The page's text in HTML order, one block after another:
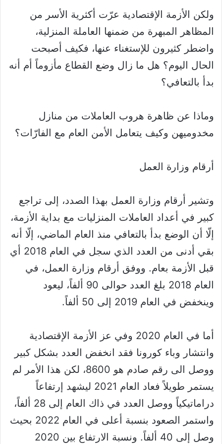
ولكن الأزمة الإقتصادية عرّت أكثرية الأسر من
المظاهر المبهرة من ضمنها العاملة المنزلية،
واضطر كثيرون للإستغناء عنها، فكيف أصبحت
الحال اليوم؟ هل ما زال وضع القطاع مأزوماً أم أنه
بدأ بالتعافي؟
وماذا عن ظاهرة هروب العاملات من منازل
مخدوميهن وكيف يتعامل الأمن العام مع الفارّات؟
أرقام وزارة العمل
وتشير أرقام وزارة العمل بهذا الصدد، إلى تراجع
كبير في أعداد العاملات المنزليات مع بداية الأزمة،
إلّا أن الوضع بدأ بالتعافي منذ العام الماضي، إلّا أنه
بقي أدنى من العدد الذي سجل في العام 2018 أي
قبل الأزمة بعام. ووفق أرقام وزارة العمل، في
العام 2018 بلغ العدد حوالى 90 ألفاً، ليعود
وينخفض في العام 2019 إلى 50 ألفاً.
أما في العام 2020 وفي عز الأزمة الإقتصادية
وانتشار وباء كورونا فقد انخفض العدد بشكل كبير
ووصل الى رقم صادم هو 8600، لكن هذا الأمر لم
يستمر طويلاً فعاد العام 2021 ليشهد إرتفاعاً
دراماتيكياً ووصل العدد في ذاك العام إلى 28 ألفاً،
واستمر الصعود بنسبة أعلى في العام 2022 بحيث
وصل إلى 40 ألفاً. ونسبة الارتفاع بين 2020